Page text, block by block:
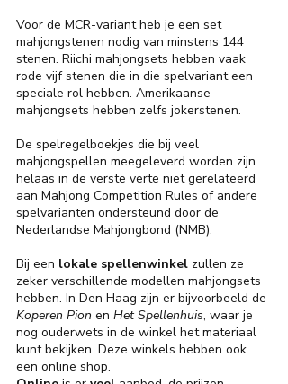
Voor de MCR-variant heb je een set
mahjongstenen nodig van minstens 144
stenen. Riichi mahjongsets hebben vaak
rode vijf stenen die in die spelvariant een
speciale rol hebben. Amerikaanse
mahjongsets hebben zelfs jokerstenen.
De spelregelboekjes die bij veel
mahjongspellen meegeleverd worden zijn
helaas in de verste verte niet gerelateerd
aan Mahjong Competition Rules of andere
spelvarianten ondersteund door de
Nederlandse Mahjongbond (NMB).
Bij een lokale spellenwinkel zullen ze
zeker verschillende modellen mahjongsets
hebben. In Den Haag zijn er bijvoorbeeld de
Koperen Pion en Het Spellenhuis, waar je
nog ouderwets in de winkel het materiaal
kunt bekijken. Deze winkels hebben ook
een online shop.